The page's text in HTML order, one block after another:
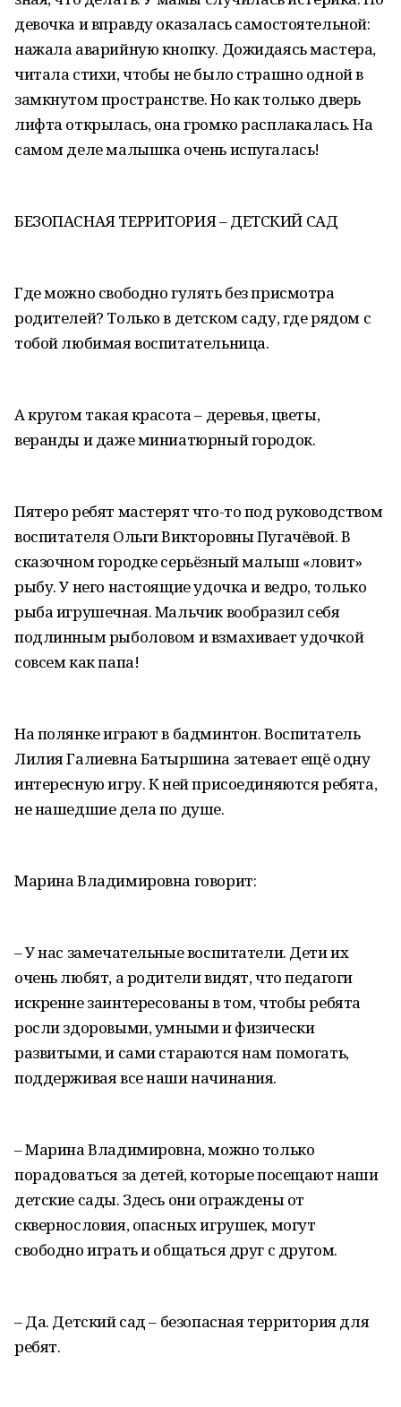
девочка и вправду оказалась самостоятельной:
нажала аварийную кнопку. Дожидаясь мастера,
читала стихи, чтобы не было страшно одной в
замкнутом пространстве. Но как только дверь
лифта открылась, она громко расплакалась. На
самом деле малышка очень испугалась!
БЕЗОПАСНАЯ ТЕРРИТОРИЯ – ДЕТСКИЙ САД
Где можно свободно гулять без присмотра
родителей? Только в детском саду, где рядом с
тобой любимая воспитательница.
А кругом такая красота – деревья, цветы,
веранды и даже миниатюрный городок.
Пятеро ребят мастерят что-то под руководством
воспитателя Ольги Викторовны Пугачёвой. В
сказочном городке серьёзный малыш «ловит»
рыбу. У него настоящие удочка и ведро, только
рыба игрушечная. Мальчик вообразил себя
подлинным рыболовом и взмахивает удочкой
совсем как папа!
На полянке играют в бадминтон. Воспитатель
Лилия Галиевна Батыршина затевает ещё одну
интересную игру. К ней присоединяются ребята,
не нашедшие дела по душе.
Марина Владимировна говорит:
– У нас замечательные воспитатели. Дети их
очень любят, а родители видят, что педагоги
искренне заинтересованы в том, чтобы ребята
росли здоровыми, умными и физически
развитыми, и сами стараются нам помогать,
поддерживая все наши начинания.
– Марина Владимировна, можно только
порадоваться за детей, которые посещают наши
детские сады. Здесь они ограждены от
сквернословия, опасных игрушек, могут
свободно играть и общаться друг с другом.
– Да. Детский сад – безопасная территория для
ребят.